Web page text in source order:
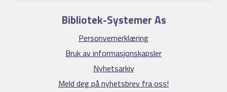
Bibliotek-Systemer As
Personvernerklæring
Bruk av informasjonskapsler
Nyhetsarkiv
Meld deg på nyhetsbrev fra oss!